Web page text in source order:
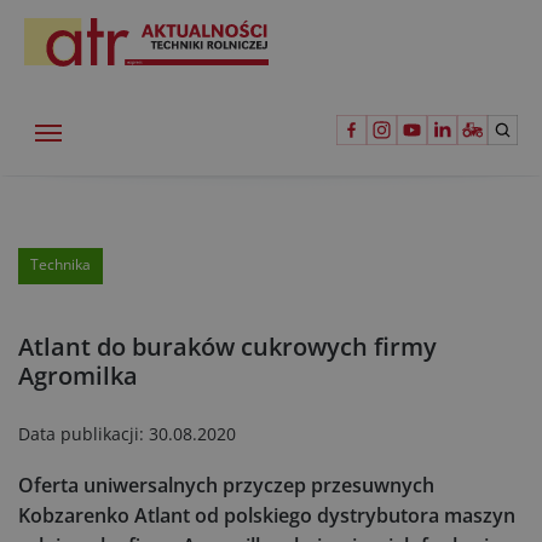
Technika
Atlant do buraków cukrowych firmy
Agromilka
Data publikacji: 30.08.2020
Oferta uniwersalnych przyczep przesuwnych
Kobzarenko Atlant od polskiego dystrybutora maszyn